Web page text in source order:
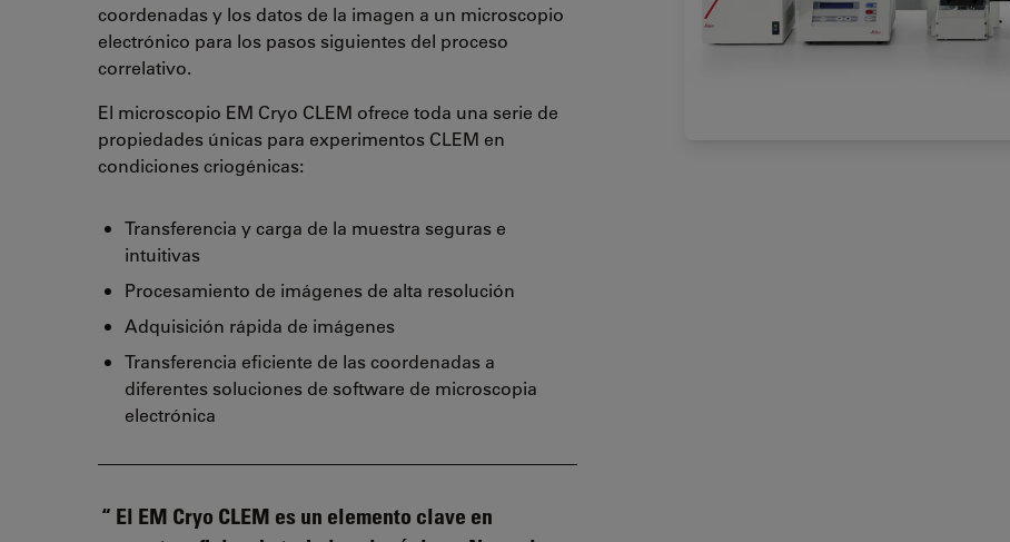
coordenadas y los datos de la imagen a un microscopio
electrónico para los pasos siguientes del proceso
correlativo.
El microscopio EM Cryo CLEM ofrece toda una serie de
propiedades únicas para experimentos CLEM en
condiciones criogénicas:
Transferencia y carga de la muestra seguras e
intuitivas
Procesamiento de imágenes de alta resolución
Adquisición rápida de imágenes
Transferencia eficiente de las coordenadas a
diferentes soluciones de software de microscopia
electrónica
El EM Cryo CLEM es un elemento clave en